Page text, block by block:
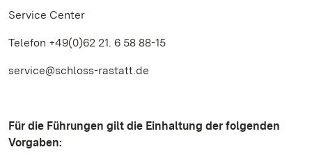
Service Center
Telefon +49(0)62 21. 6 58 88-15
service@schloss-rastatt.de
Für die Führungen gilt die Einhaltung der folgenden
Vorgaben: